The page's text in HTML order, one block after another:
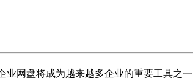
业网盘将成为越来越多企业的重要工具之